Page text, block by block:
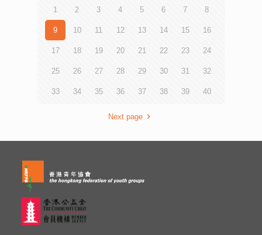
並希望藉此激勵未來青年領袖擁抱可持續的設計原則，為創
建更綠色、更具環保意識的未來社區作出貢獻。 在工作坊
內，參加者會選擇環保回收站內的一個設施作深化設計。並
在多名義務建築師的專業帶領下，透過討論及演示學習並合
作完成不同設計任務。從建構建築物模型學習如何透過不同
將建築設計實踐並探索環境中蘊含的豐富創造性。
1 2 3 4 5 6 7 8
9 10 11 12 13 14 15 16
17 18 19 20 21 22 23 24
25 26 27 28 29 30 31 32
33 34 35 36 37 38 39 40
Next page